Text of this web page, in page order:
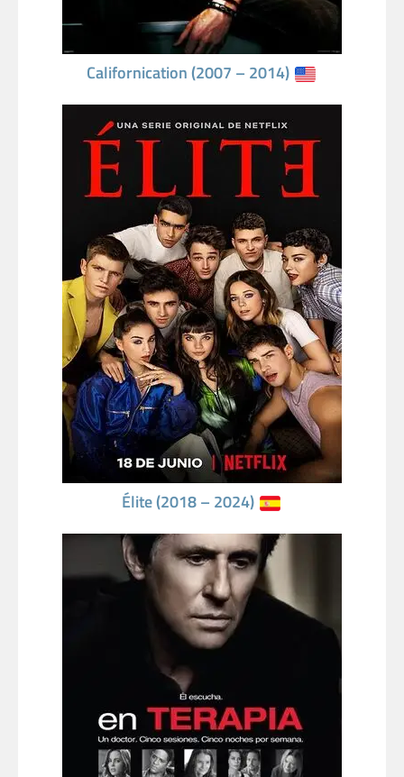
Californication (2007 – 2014)
Élite (2018 – 2024)